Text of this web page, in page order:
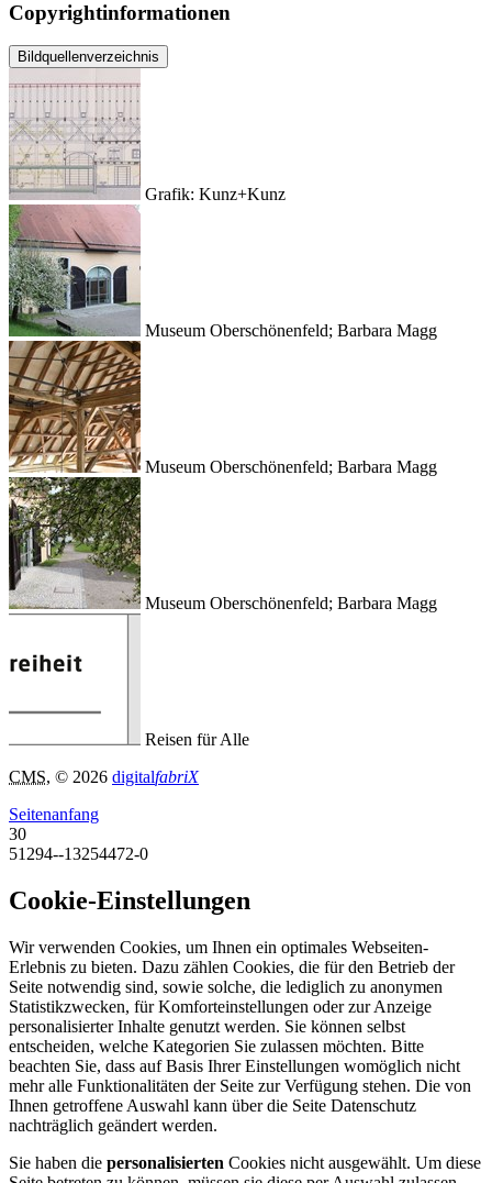
Copyrightinformationen
Bildquellenverzeichnis
Grafik: Kunz+Kunz
Museum Oberschönenfeld; Barbara Magg
Museum Oberschönenfeld; Barbara Magg
Museum Oberschönenfeld; Barbara Magg
Reisen für Alle
CMS, © 2026 digitalfabriX
Seitenanfang
30
51294--13254472-0
Cookie-Einstellungen
Wir verwenden Cookies, um Ihnen ein optimales Webseiten-
Erlebnis zu bieten. Dazu zählen Cookies, die für den Betrieb der
Seite notwendig sind, sowie solche, die lediglich zu anonymen
Statistikzwecken, für Komforteinstellungen oder zur Anzeige
personalisierter Inhalte genutzt werden. Sie können selbst
entscheiden, welche Kategorien Sie zulassen möchten. Bitte
beachten Sie, dass auf Basis Ihrer Einstellungen womöglich nicht
mehr alle Funktionalitäten der Seite zur Verfügung stehen. Die von
Ihnen getroffene Auswahl kann über die Seite Datenschutz
nachträglich geändert werden.
Sie haben die personalisierten Cookies nicht ausgewählt. Um diese